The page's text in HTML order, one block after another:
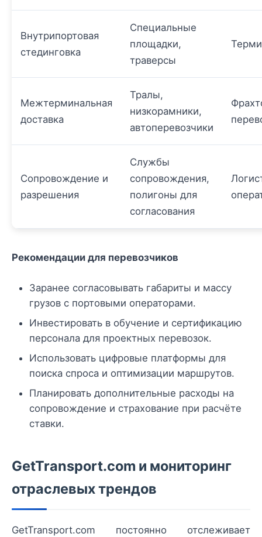
Внутрипортовая
стединговка
Специальные
площадки,
траверсы
Межтерминальная
доставка
Тралы,
низкорамники,
автоперевозчики
Сопровождение и
разрешения
Службы
сопровождения,
полигоны для
согласования
Рекомендации для перевозчиков
Заранее согласовывать габариты и массу
грузов с портовыми операторами.
Инвестировать в обучение и сертификацию
персонала для проектных перевозок.
Использовать цифровые платформы для
поиска спроса и оптимизации маршрутов.
Планировать дополнительные расходы на
сопровождение и страхование при расчёте
ставки.
GetTransport.com и мониторинг
отраслевых трендов
GetTransport.com постоянно отслеживает